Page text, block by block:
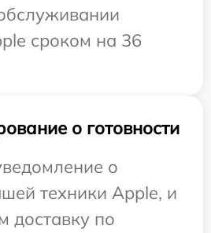
сроком на 36
о готовности
о
техники Apple, и
доставку по